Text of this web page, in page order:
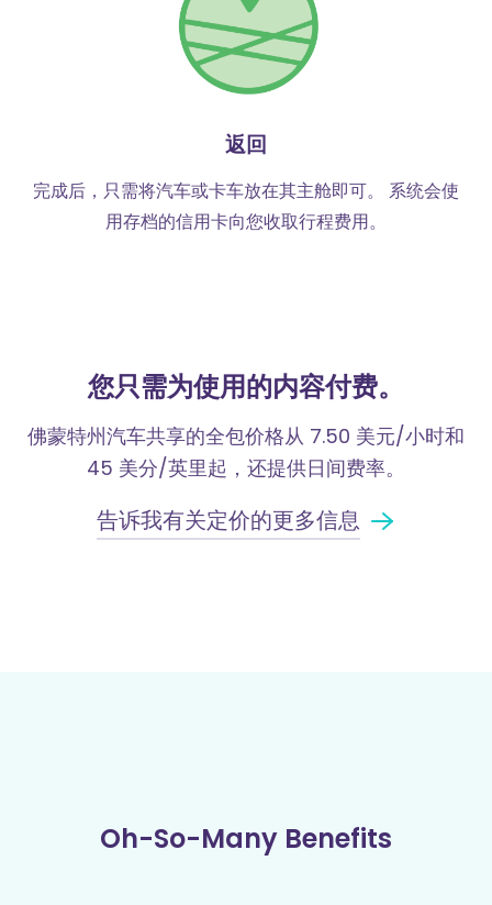
返回
完成后，只需将汽车或卡车放在其主舱即可。 系统会使
用存档的信用卡向您收取行程费用。
您只需为使用的内容付费。
佛蒙特州汽车共享的全包价格从 7.50 美元/小时和
45 美分/英里起，还提供日间费率。
告诉我有关定价的更多信息
Oh-So-Many Benefits